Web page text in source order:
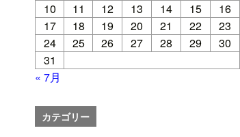
10
11 12 13 14 15
16
17
18 19 20 21 22
23
24
25 26 27 28 29
30
31
« 7月
カテゴリー